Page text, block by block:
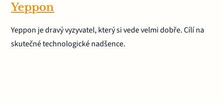
Yeppon
Yeppon je dravý vyzyvatel, který si vede velmi dobře. Cílí na
skutečné technologické nadšence.